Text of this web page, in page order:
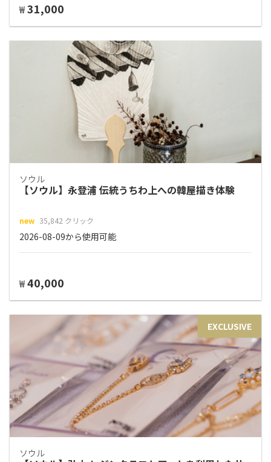
₩31,000
ソウル
【ソウル】永登浦 伝統うちわ上への韓屋描き体験
new 35,842 クリック
2026-08-09から使用可能
₩40,000
EXCLUSIVE
ソウル